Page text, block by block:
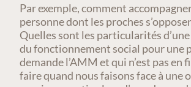
Par exemple, comment
personne dont les proches
Quelles sont les particularités
du fonctionnement social pour une
demande l’AMM et qui n’est pas en
faire quand nous faisons face à une